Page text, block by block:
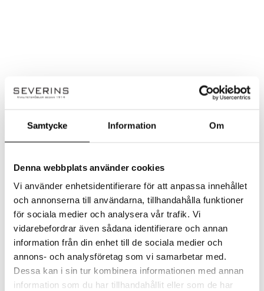
Samtycke Information Om
Denna webbplats använder cookies
Vi använder enhetsidentifierare för att anpassa innehållet
och annonserna till användarna, tillhandahålla funktioner
för sociala medier och analysera vår trafik. Vi
vidarebefordrar även sådana identifierare och annan
information från din enhet till de sociala medier och
annons- och analysföretag som vi samarbetar med.
Dessa kan i sin tur kombinera informationen med annan
information som du har tillhandahållit eller som de har
10%
Brafab